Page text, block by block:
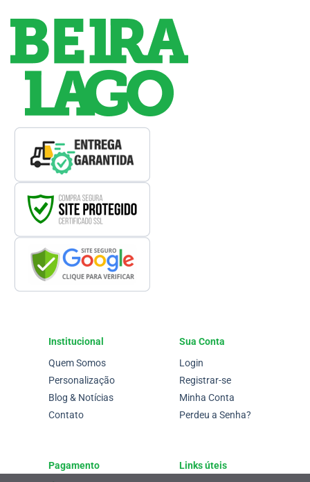
Institucional
Quem Somos
Personalização
Blog & Notícias
Contato
Sua Conta
Login
Registrar-se
Minha Conta
Perdeu a Senha?
Pagamento
Links úteis